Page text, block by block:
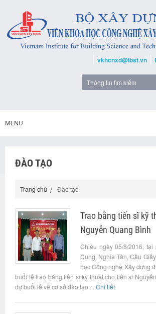
vkhcnxd@ibst.vn
MENU
ĐÀO TẠO
Trang chủ Đào tạo
Trao bằng tiến sĩ kỹ
Nguyễn Quang Bình
Chiều ngày 05/8/2016, tại
Cung, Nghĩa Tân, Cầu
học Công nghệ Xây dựng
buổi lễ trao bằng tiến sĩ kỹ thuật cho tiến sĩ
dự buổi lễ về cơ sở đào tạo ... Chi tiết